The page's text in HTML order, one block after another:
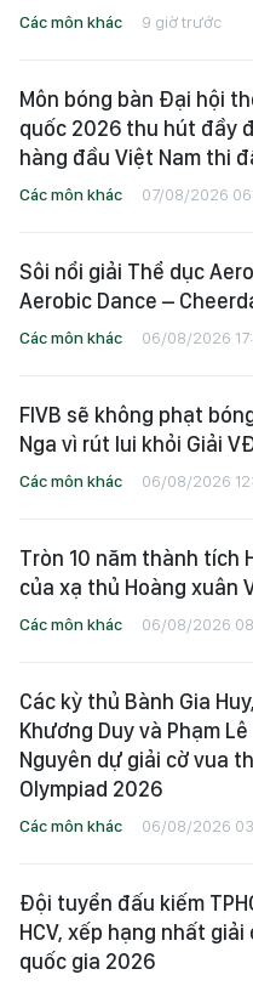
Các môn khác 9 giờ trước
Môn bóng bàn Đại hội
quốc 2026 thu hút đầy
hàng đầu Việt Nam thi
Các môn khác 07/08/2026
Sôi nổi giải Thể dục
Aerobic Dance –
Các môn khác 06/08/2026
FIVB sẽ không phạt
Nga vì rút lui khỏi Giải
Các môn khác 06/08/2026
Tròn 10 năm thành tích
của xạ thủ Hoàng xuân
Các môn khác 06/08/2026
Các kỳ thủ Bành Gia
Khương Duy và Phạm
Nguyên dự giải cờ vua
Olympiad 2026
Các môn khác 06/08/2026
Đội tuyển đấu kiếm
HCV, xếp hạng nhất giải
quốc gia 2026